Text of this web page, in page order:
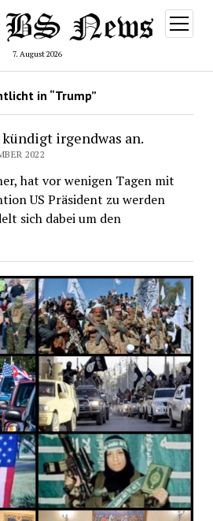
7. August 2026
Menü
öffnen
in “Trump”
irgendwas an.
2022
hat vor wenigen Tagen mit
US Präsident zu werden
sich dabei um den